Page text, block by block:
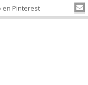
en Pinterest